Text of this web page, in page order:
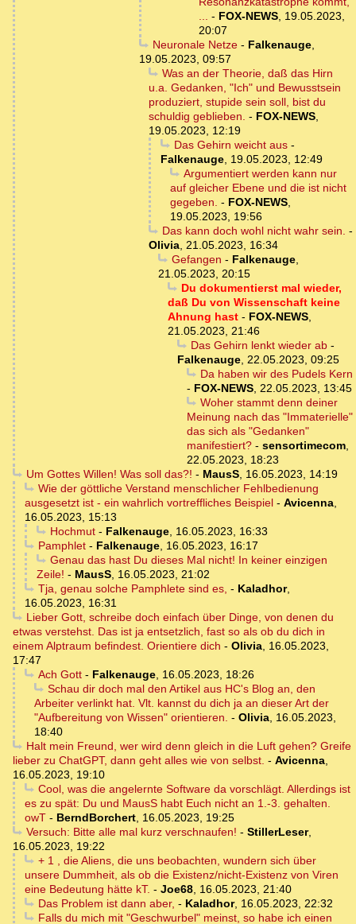
- FOX-NEWS 19.05.2023,
20:07
Neuronale Netze- Falkenauge,
19.05.2023, 09:57
Was an der Theorie, daß das Hirn
u.a. Gedanken, "Ich" und Bewusstsein
produziert, stupide sein soll, bist du
schuldig geblieben. - FOX-NEWS
19.05.2023, 12:19
Das Gehirn weicht aus-
Falkenauge 19.05.2023, 12:49
Argumentiert werden kann nur
auf gleicher Ebene und die ist nicht
gegeben. - FOX-NEWS
19.05.2023, 19:56
Das kann doch wohl nicht wahr sein. -
Olivia 21.05.2023, 16:34
Gefangen - Falkenauge,
21.05.2023, 20:15
Du dokumentierst mal wieder,
daß Du von Wissenschaft keine
Ahnung hast - FOX-NEWS
21.05.2023, 21:46
Das Gehirn lenkt wieder ab-
Falkenauge 22.05.2023, 09:25
Da haben wir des Pudels Kern
- FOX-NEWS 22.05.2023, 13:45
Woher stammt denn deiner
Meinung nach das "Immaterielle"
das sich als "Gedanken"
manifestiert? - sensortimecom
22.05.2023, 18:23
Um Gottes Willen! Was soll das?! - MausS, 16.05.2023, 14:19
Wie der göttliche Verstand menschlicher Fehlbedienung
ausgesetzt ist - ein wahrlich vortreffliches Beispiel - Avicenna
16.05.2023, 15:13
Hochmut- Falkenauge, 16.05.2023, 16:33
Pamphlet- Falkenauge, 16.05.2023, 16:17
Genau das hast Du dieses Mal nicht! In keiner einzigen
Zeile! - MausS 16.05.2023, 21:02
Tja, genau solche Pamphlete sind es, - Kaladhor,
16.05.2023, 16:31
Lieber Gott, schreibe doch einfach über Dinge, von denen du
etwas verstehst. Das ist ja entsetzlich, fast so als ob du dich in
einem Alptraum befindest. Orientiere dich - Olivia 16.05.2023,
17:47
Ach Gott- Falkenauge, 16.05.2023, 18:26
Schau dir doch mal den Artikel aus HC's Blog an, den
Arbeiter verlinkt hat. Vlt. kannst du dich ja an dieser Art der
"Aufbereitung von Wissen" orientieren. - Olivia 16.05.2023,
18:40
Halt mein Freund, wer wird denn gleich in die Luft gehen? Greife
lieber zu ChatGPT, dann geht alles wie von selbst. - Avicenna
16.05.2023, 19:10
Cool, was die angelernte Software da vorschlägt. Allerdings ist
es zu spät: Du und MausS habt Euch nicht an 1.-3. gehalten.
owT - BerndBorchert 16.05.2023, 19:25
Versuch: Bitte alle mal kurz verschnaufen! - StillerLeser,
16.05.2023, 19:22
+ 1 , die Aliens, die uns beobachten, wundern sich über
unsere Dummheit, als ob die Existenz/nicht-Existenz von Viren
eine Bedeutung hätte kT. - Joe68 16.05.2023, 21:40
Das Problem ist dann aber, - Kaladhor, 16.05.2023, 22:32
Falls du mich mit "Geschwurbel" meinst, so habe ich einen